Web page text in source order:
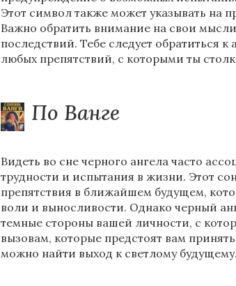
Этот символ также может указывать на
Важно обратить внимание на свои
последствий. Тебе следует обратиться
любых препятствий, с которыми ты
По Ванге
Видеть во сне черного ангела часто
трудности и испытания в жизни. Этот
препятствия в ближайшем будущем,
воли и выносливости. Однако черный
темные стороны вашей личности, с
вызовам, которые предстоят вам
можно найти выход к светлому будущему.